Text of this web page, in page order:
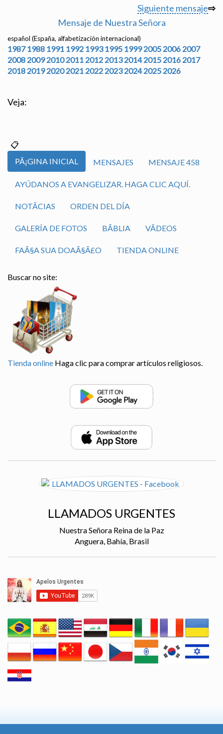
Siguiente mensaje⇨
Mensaje de Nuestra Señora
español (España, alfabetización internacional)
1987 1988 1991 1992 1993 1995 1999 2005 2006 2007
2008 2009 2010 2011 2012 2013 2014 2015 2016 2017
2018 2019 2020 2021 2022 2023 2024 2025 2026
Veja:
PÃ¡GINA INICIAL MENSAJES MENSAJE 458
AYÚDANOS A EVANGELIZAR. HAGA CLIC AQUÍ.
NOTÃ­CIAS ORDEN DEL DÍA
GALERÍA DE FOTOS BÃ­BLIA VÃ­DEOS
FAÃ§A SUA DOAÃ§Ã£O TIENDA ONLINE
Buscar no site:
Tienda online Haga clic para comprar artículos religiosos.
LLAMADOS URGENTES
Nuestra Señora Reina de la Paz
Anguera, Bahía, Brasil